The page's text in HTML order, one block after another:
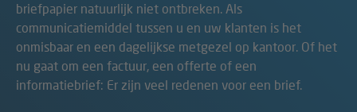
briefpapier natuurlijk niet ontbreken. Als
communicatiemiddel tussen u en uw klanten is het
onmisbaar en een dagelijkse metgezel op kantoor. Of het
nu gaat om een factuur, een offerte of een
informatiebrief: Er zijn veel redenen voor een brief.